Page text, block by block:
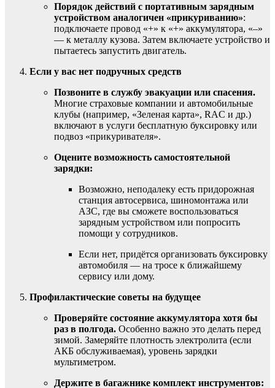
Порядок действий с портативным зарядным
устройством аналогичен «прикуриванию»:
подключаете провод «+» к «+» аккумулятора, «–»
— к металлу кузова. Затем включаете устройство и
пытаетесь запустить двигатель.
Если у вас нет подручных средств
Позвоните в службу эвакуации или спасения.
Многие страховые компании и автомобильные
клубы (например, «Зеленая карта», RAC и др.)
включают в услуги бесплатную буксировку или
подвоз «прикуривателя».
Оцените возможность самостоятельной
зарядки:
Возможно, неподалеку есть придорожная
станция автосервиса, шиномонтажа или
АЗС, где вы сможете воспользоваться
зарядным устройством или попросить
помощи у сотрудников.
Если нет, придётся организовать буксировку
автомобиля — на тросе к ближайшему
сервису или дому.
Профилактические советы на будущее
Проверяйте состояние аккумулятора хотя бы
раз в полгода. Особенно важно это делать перед
зимой. Замеряйте плотность электролита (если
АКБ обслуживаемая), уровень зарядки
мультиметром.
Держите в багажнике комплект инструментов: